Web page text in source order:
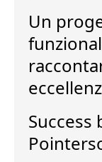
Un
Success